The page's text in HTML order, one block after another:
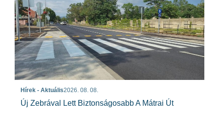
Hírek - Aktuális2026. 08. 08.
Új Zebrával Lett Biztonságosabb A Mátrai Út